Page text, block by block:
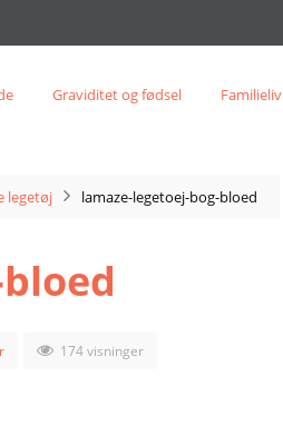
Graviditet og fødsel Familieliv
legetøj lamaze-legetoej-bog-bloed
174 visninger